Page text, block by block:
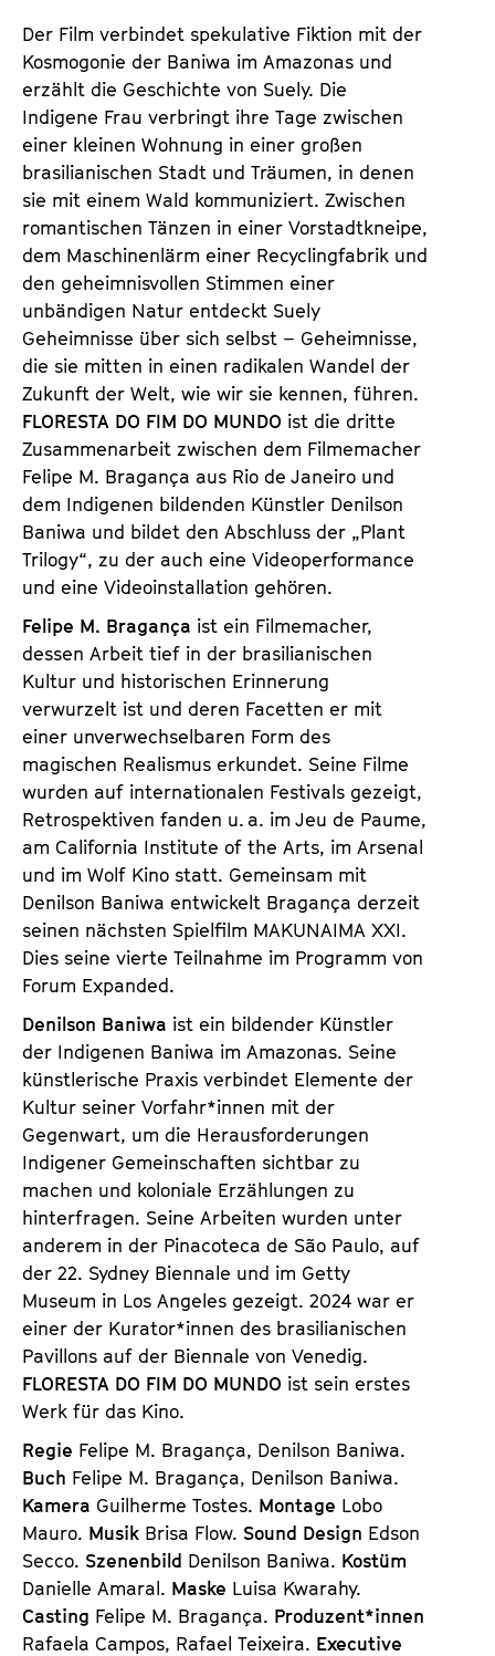
Der Film verbindet spekulative Fiktion mit der
Kosmogonie der Baniwa im Amazonas und
erzählt die Geschichte von Suely. Die
Indigene Frau verbringt ihre Tage zwischen
einer kleinen Wohnung in einer großen
brasilianischen Stadt und Träumen, in denen
sie mit einem Wald kommuniziert. Zwischen
romantischen Tänzen in einer Vorstadtkneipe,
dem Maschinenlärm einer Recyclingfabrik und
den geheimnisvollen Stimmen einer
unbändigen Natur entdeckt Suely
Geheimnisse über sich selbst – Geheimnisse,
die sie mitten in einen radikalen Wandel der
Zukunft der Welt, wie wir sie kennen, führen.
FLORESTA DO FIM DO MUNDO ist die dritte
Zusammenarbeit zwischen dem Filmemacher
Felipe M. Bragança aus Rio de Janeiro und
dem Indigenen bildenden Künstler Denilson
Baniwa und bildet den Abschluss der „Plant
Trilogy“, zu der auch eine Videoperformance
und eine Videoinstallation gehören.
Felipe M. Bragança ist ein Filmemacher,
dessen Arbeit tief in der brasilianischen
Kultur und historischen Erinnerung
verwurzelt ist und deren Facetten er mit
einer unverwechselbaren Form des
magischen Realismus erkundet. Seine Filme
wurden auf internationalen Festivals gezeigt,
Retrospektiven fanden u. a. im Jeu de Paume,
am California Institute of the Arts, im Arsenal
und im Wolf Kino statt. Gemeinsam mit
Denilson Baniwa entwickelt Bragança derzeit
seinen nächsten Spielfilm MAKUNAIMA XXI.
Dies seine vierte Teilnahme im Programm von
Forum Expanded.
Denilson Baniwa ist ein bildender Künstler
der Indigenen Baniwa im Amazonas. Seine
künstlerische Praxis verbindet Elemente der
Kultur seiner Vorfahr*innen mit der
Gegenwart, um die Herausforderungen
Indigener Gemeinschaften sichtbar zu
machen und koloniale Erzählungen zu
hinterfragen. Seine Arbeiten wurden unter
anderem in der Pinacoteca de São Paulo, auf
der 22. Sydney Biennale und im Getty
Museum in Los Angeles gezeigt. 2024 war er
einer der Kurator*innen des brasilianischen
Pavillons auf der Biennale von Venedig.
FLORESTA DO FIM DO MUNDO ist sein erstes
Werk für das Kino.
Regie Felipe M. Bragança, Denilson Baniwa.
Buch Felipe M. Bragança, Denilson Baniwa.
Kamera Guilherme Tostes. Montage Lobo
Mauro. Musik Brisa Flow. Sound Design Edson
Secco. Szenenbild Denilson Baniwa. Kostüm
Danielle Amaral. Maske Luisa Kwarahy.
Casting Felipe M. Bragança. Produzent*innen
Rafaela Campos, Rafael Teixeira. Executive